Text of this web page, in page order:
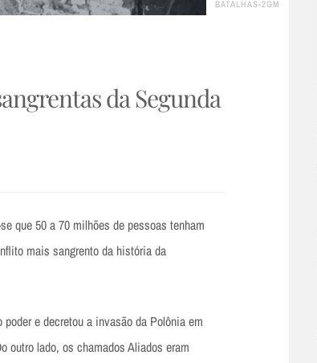
BATALHAS-2GM
da Segunda
que 50 a 70 milhões de pessoas tenham
mais sangrento da história da
e decretou a invasão da Polônia em
outro lado, os chamados Aliados eram